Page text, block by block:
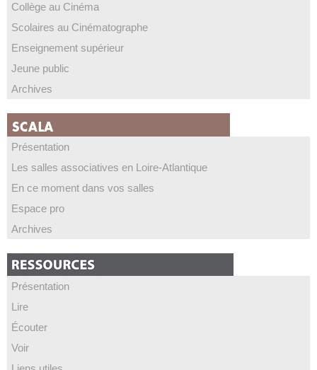
Collège au Cinéma
Scolaires au Cinématographe
Enseignement supérieur
Jeune public
Archives
Présentation
Les salles associatives en Loire-Atlantique
En ce moment dans vos salles
Espace pro
Archives
Présentation
Lire
Écouter
Voir